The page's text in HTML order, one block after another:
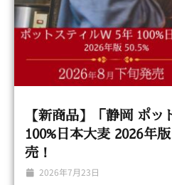
【新商品】「静岡 ポ
100%日本大麦 2026年
売！
2026年7月23日